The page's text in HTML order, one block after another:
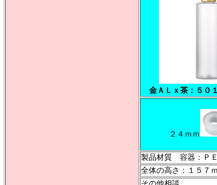
金ＡＬｘ茶：５０
２４ｍｍ
製品材質 容器：Ｐ
全体の高さ：１５
その他相談